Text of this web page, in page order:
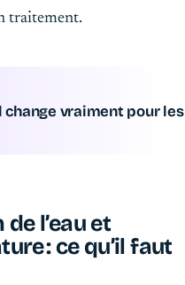
traitement.
change vraiment pour les
l’eau et
: ce qu’il faut